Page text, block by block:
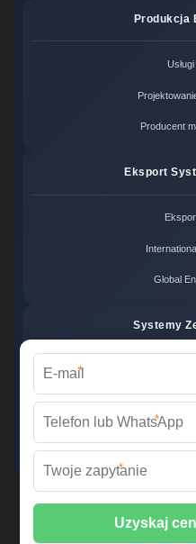
Produkcja
Producent
Eksport
Global
Systemy
Zero
Wirtualna Elektrownia Polska ©
📞 +48 22 378 45 12 | ✉️
*
*
*